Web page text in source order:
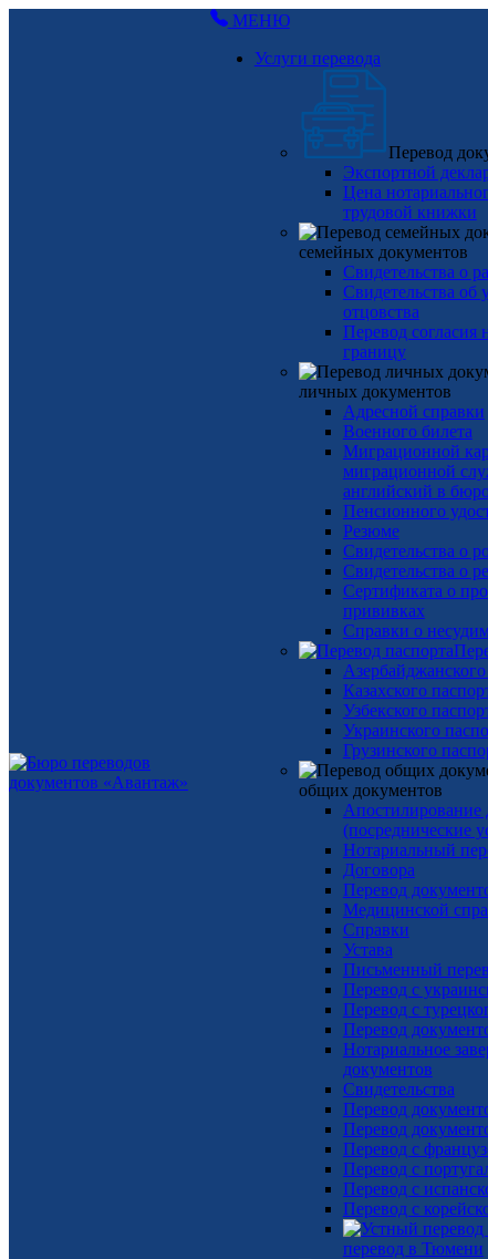
МЕНЮ
Услуги перевода
Перевод
Экспортной
Цена
трудовой книжки
семейных документов
Свидетельства о
Свидетельства об
отцовства
Перевод согласия
границу
личных документов
Адресной справки
Военного билета
Миграционной
миграционной
английский в
Пенсионного
Резюме
Свидетельства о
Свидетельства о
Сертификата о
прививках
Справки о
Казахского
Узбекского
Украинского
Грузинского
общих документов
Апостилирование
(посреднические
Нотариальный
Договора
Перевод
Медицинской
Справки
Устава
Письменный
Перевод с
Перевод с
Перевод
Нотариальное
документов
Свидетельства
Перевод
Перевод
Перевод с
Перевод с
Перевод с
Перевод с
перевод в Тюмени